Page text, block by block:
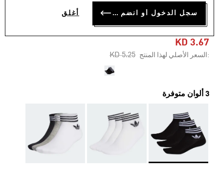
سجل الدخول أو انضم الآن أغلق
3 أزواج من جوارب TREFOIL
ANKLE
KD 3.67
:السعر الأصلي لهذا المنتج Price reduced from
KD 5.25
to
3 ألوان متوفرة